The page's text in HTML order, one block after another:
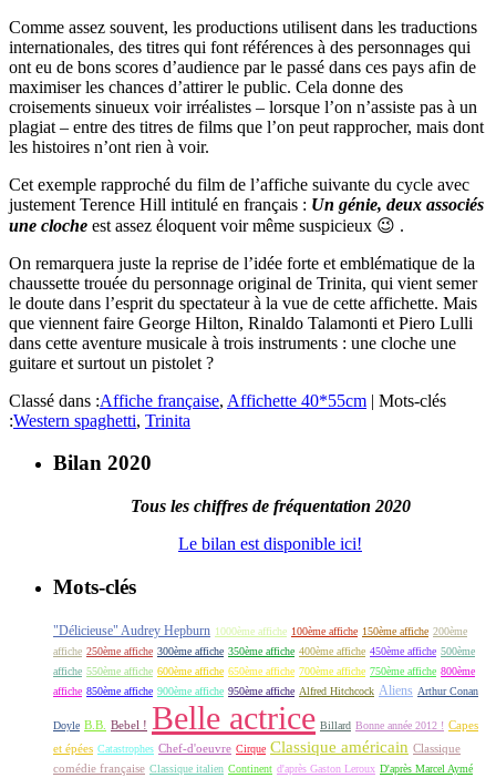
Comme assez souvent, les productions utilisent dans les traductions
internationales, des titres qui font références à des personnages qui
ont eu de bons scores d’audience par le passé dans ces pays afin de
maximiser les chances d’attirer le public. Cela donne des
croisements sinueux voir irréalistes – lorsque l’on n’assiste pas à un
plagiat – entre des titres de films que l’on peut rapprocher, mais dont
les histoires n’ont rien à voir.
Cet exemple rapproché du film de l’affiche suivante du cycle avec
justement Terence Hill intitulé en français : Un génie, deux associés
une cloche est assez éloquent voir même suspicieux 😉 .
On remarquera juste la reprise de l’idée forte et emblématique de la
chaussette trouée du personnage original de Trinita, qui vient semer
le doute dans l’esprit du spectateur à la vue de cette affichette. Mais
que viennent faire George Hilton, Rinaldo Talamonti et Piero Lulli
dans cette aventure musicale à trois instruments : une cloche une
guitare et surtout un pistolet ?
Classé dans :Affiche française, Affichette 40*55cm | Mots-clés
:Western spaghetti, Trinita
Bilan 2020
Tous les chiffres de fréquentation 2020
Le bilan est disponible ici!
Mots-clés
"Délicieuse" Audrey Hepburn 1000ème affiche 100ème affiche 150ème affiche 200ème
affiche 250ème affiche 300ème affiche 350ème affiche 400ème affiche 450ème affiche 500ème
affiche 550ème affiche 600ème affiche 650ème affiche 700ème affiche 750ème affiche 800ème
affiche 850ème affiche 900ème affiche 950ème affiche Alfred Hitchcock Aliens Arthur Conan
Doyle B.B. Bebel ! Belle actrice Billard Bonne année 2012 ! Capes
et épées Catastrophes Chef-d'oeuvre Cirque Classique américain Classique
comédie française Classique italien Continent d'après Gaston Leroux D'après Marcel Aymé